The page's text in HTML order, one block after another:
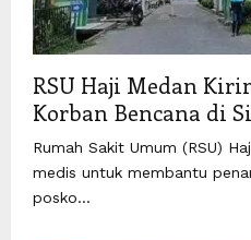
RSU Haji Medan
Korban Bencana di
Rumah Sakit Umum (RSU)
medis untuk membantu
posko...